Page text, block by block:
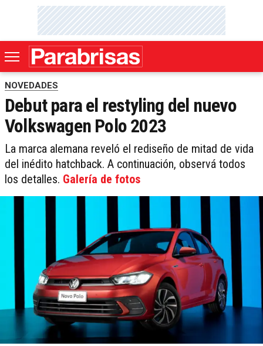
NOVEDADES
Debut para el restyling del nuevo
Volkswagen Polo 2023
La marca alemana reveló el rediseño de mitad de vida
del inédito hatchback. A continuación, observá todos
los detalles. Galería de fotos